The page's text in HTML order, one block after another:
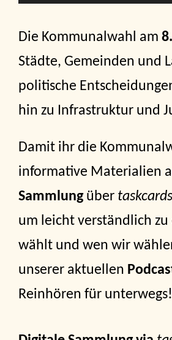
Die Kommunalwahl am
Städte, Gemeinden und
politische
hin zu Infrastruktur und
Damit ihr die
informative Materialien
Sammlungüber taskcards
um leicht verständlich
wählt und wen wir
unserer aktuellen
Reinhören für unterwegs!